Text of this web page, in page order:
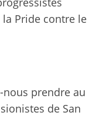
Pride contre le
prendre au
de San